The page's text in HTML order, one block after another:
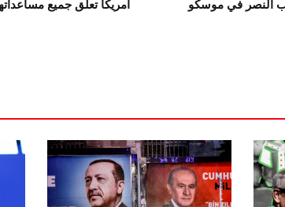
النصر في موسكو أمريكا تعلّق جميع مساعداتها